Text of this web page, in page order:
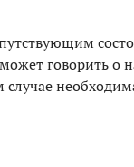
говорить
случае